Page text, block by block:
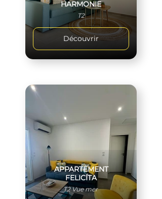
HARMONIE
T2
Découvrir
APPARTEMENT
FELICÍTA
T2 Vue mer